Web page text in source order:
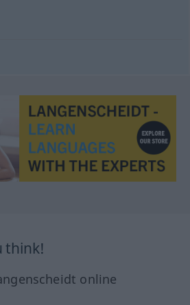
think!
online